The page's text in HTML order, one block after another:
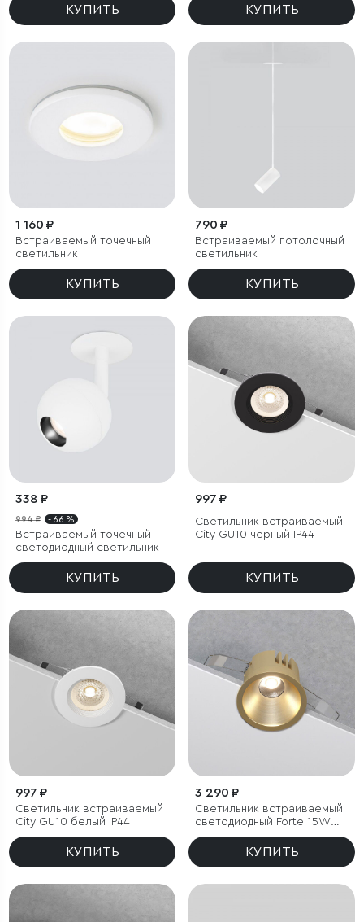
КУПИТЬ КУПИТЬ
1 160 ₽
Встраиваемый точечный
светильник
КУПИТЬ
790 ₽
Встраиваемый потолочный
светильник
КУПИТЬ
338 ₽
994 ₽ - 66 %
Встраиваемый точечный
светодиодный светильник
КУПИТЬ
997 ₽
Светильник встраиваемый
City GU10 черный IP44
КУПИТЬ
997 ₽
Светильник встраиваемый
City GU10 белый IP44
КУПИТЬ
3 290 ₽
Светильник встраиваемый
светодиодный Forte 15W
4000K латунь
КУПИТЬ